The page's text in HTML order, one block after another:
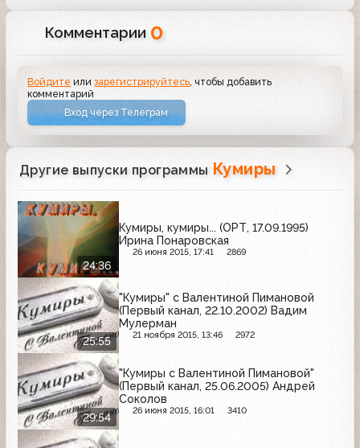
Комментарии 0
Войдите илизарегистрируйтесь , чтобы добавить
комментарий
Вход через Телеграм
Другие выпуски программы Кумиры
24:36
Кумиры, кумиры... (ОРТ, 17.09.1995)
Ирина Понаровская
26 июня 2015, 17:41 2869
25:55
"Кумиры" с Валентиной Пимановой
(Первый канал, 22.10.2002) Вадим
Мулерман
21 ноября 2015, 13:46 2972
29:54
"Кумиры с Валентиной Пимановой"
(Первый канал, 25.06.2005) Андрей
Соколов
26 июня 2015, 16:01 3410